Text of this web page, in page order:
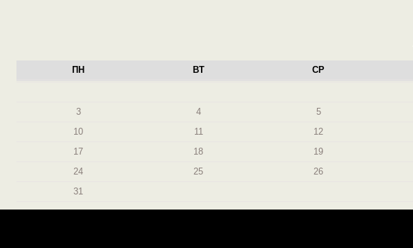
ПН ВТ СР
3
4 5
10
11 12
17
18 19
24
25 26
31